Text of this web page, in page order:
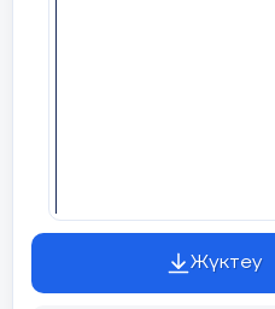
Жүктеу